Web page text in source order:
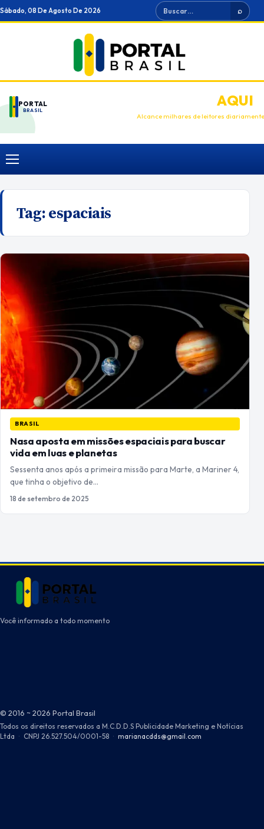
Ir
para
Sábado, 08 De Agosto De 2026 Buscar ⌕
PORTAL
BRASIL
ANUNCIEAQUI
Alcance milhares de leitores diariamente
Menu
Tag:espaciais
BRASIL
Nasa aposta em missões espaciais para buscar
vida em luas e planetas
Sessenta anos após a primeira missão para Marte, a Mariner 4,
que tinha o objetivo de…
18 de setembro de 2025
Você informado a todo momento
© 2016 ~ 2026 Portal Brasil
Todos os direitos reservados a M.C.D.D.S Publicidade Marketing e Notícias
Ltda · CNPJ 26.527.504/0001-58 · marianacdds@gmail.com